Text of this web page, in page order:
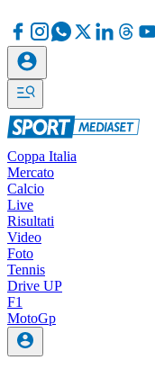
Coppa Italia
Mercato
Calcio
Live
Risultati
Video
Foto
Tennis
Drive UP
F1
MotoGp